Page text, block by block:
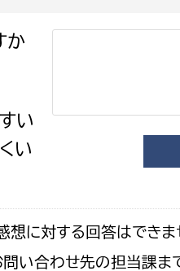
か
い
い
想に対する回答はできま
い合わせ先の担当課ま